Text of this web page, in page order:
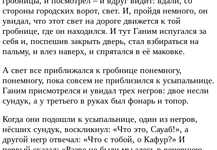
стороны городских ворот, свет. И, пройдя немного, он
увидал, что этот свет на дороге движется к той
гробнице, где он находился. И тут Ганим испугался за
себя и, поспешив закрыть дверь, стал взбираться на
пальму, и влез наверх, и спрятался в её маковке.
А свет все приближался к гробнице понемногу,
понемногу, пока совсем не приблизился к усыпальнице.
Ганим присмотрелся и увидал трех негров: двое несли
сундук, а у третьего в руках был фонарь и топор.
Когда они подошли к усыпальнице, один из негров,
нёсших сундук, воскликнул: «Что это, Сауаб!», а
другой негр отвечал: «Что с тобой, о Кафур?» И